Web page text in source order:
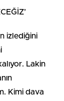
izlediğini
Lakin
Kimi dava